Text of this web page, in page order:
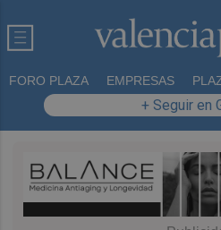
FORO PLAZA EMPRESAS
+ Seguir en